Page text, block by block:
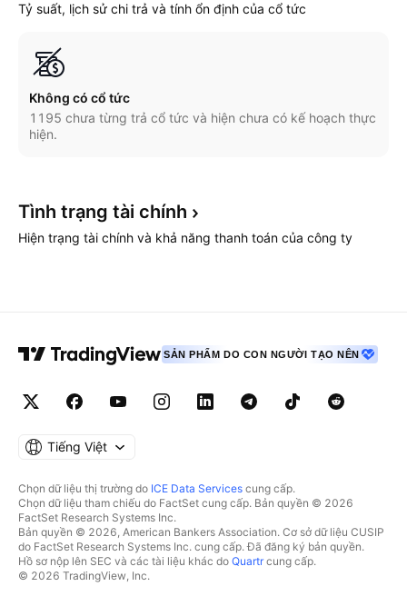
Tỷ suất, lịch sử chi trả và tính ổn định của cổ tức
Không có cổ tức
1195 chưa từng trả cổ tức và hiện chưa có kế hoạch thực
hiện.
Tình trạng tài chính
Hiện trạng tài chính và khả năng thanh toán của công ty
SẢN PHẨM DO CON NGƯỜI TẠO NÊN
Tiếng Việt
Chọn dữ liệu thị trường do ICE Data Services cung cấp.
Chọn dữ liệu tham chiếu do FactSet cung cấp. Bản quyền © 2026
FactSet Research Systems Inc.
Bản quyền © 2026, American Bankers Association. Cơ sở dữ liệu CUSIP
do FactSet Research Systems Inc. cung cấp. Đã đăng ký bản quyền.
Hồ sơ nộp lên SEC và các tài liệu khác do Quartrcung cấp.
© 2026 TradingView, Inc.